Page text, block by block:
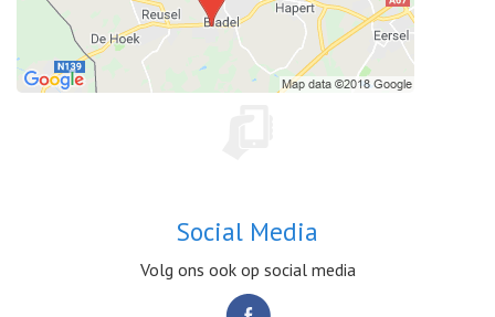
Social Media
Volg ons ook op social media